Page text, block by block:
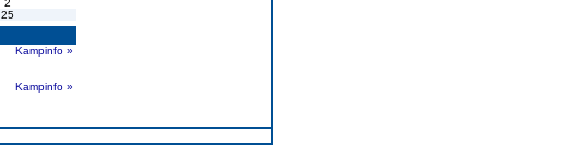
2
25
Kampinfo »
Kampinfo »